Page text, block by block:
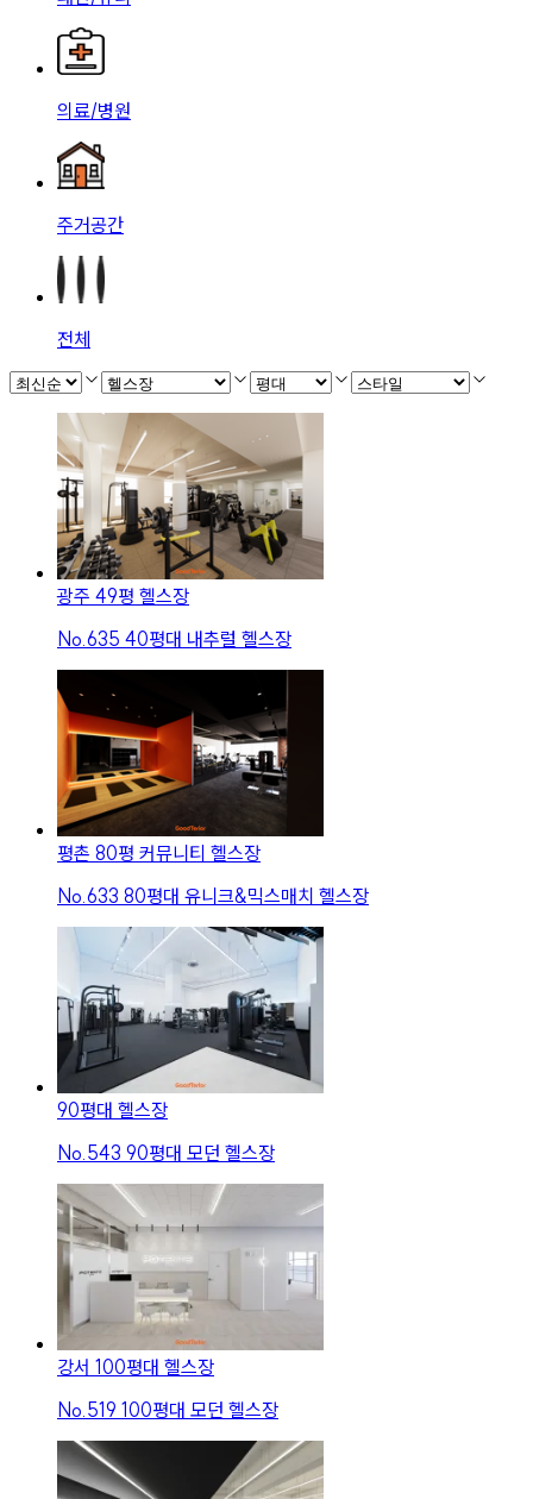
의료/병원
주거공간
전체
광주 49평 헬스장
No. 635 40평대 내추럴 헬스장
평촌 80평 커뮤니티 헬스장
No. 633 80평대 유니크&믹스매치 헬스장
90평대 헬스장
No. 543 90평대 모던 헬스장
강서 100평대 헬스장
No. 519 100평대 모던 헬스장